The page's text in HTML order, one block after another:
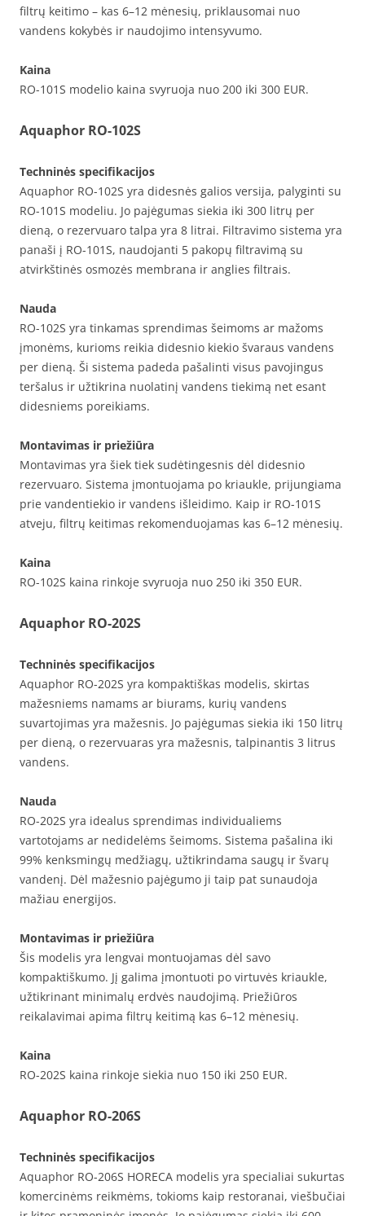
filtrų keitimo – kas 6–12 mėnesių, priklausomai nuo
vandens kokybės ir naudojimo intensyvumo.
Kaina
RO-101S modelio kaina svyruoja nuo 200 iki 300 EUR.
Aquaphor RO-102S
Techninės specifikacijos
Aquaphor RO-102S yra didesnės galios versija, palyginti su
RO-101S modeliu. Jo pajėgumas siekia iki 300 litrų per
dieną, o rezervuaro talpa yra 8 litrai. Filtravimo sistema yra
panaši į RO-101S, naudojanti 5 pakopų filtravimą su
atvirkštinės osmozės membrana ir anglies filtrais.
Nauda
RO-102S yra tinkamas sprendimas šeimoms ar mažoms
įmonėms, kurioms reikia didesnio kiekio švaraus vandens
per dieną. Ši sistema padeda pašalinti visus pavojingus
teršalus ir užtikrina nuolatinį vandens tiekimą net esant
didesniems poreikiams.
Montavimas ir priežiūra
Montavimas yra šiek tiek sudėtingesnis dėl didesnio
rezervuaro. Sistema įmontuojama po kriaukle, prijungiama
prie vandentiekio ir vandens išleidimo. Kaip ir RO-101S
atveju, filtrų keitimas rekomenduojamas kas 6–12 mėnesių.
Kaina
RO-102S kaina rinkoje svyruoja nuo 250 iki 350 EUR.
Aquaphor RO-202S
Techninės specifikacijos
Aquaphor RO-202S yra kompaktiškas modelis, skirtas
mažesniems namams ar biurams, kurių vandens
suvartojimas yra mažesnis. Jo pajėgumas siekia iki 150 litrų
per dieną, o rezervuaras yra mažesnis, talpinantis 3 litrus
vandens.
Nauda
RO-202S yra idealus sprendimas individualiems
vartotojams ar nedidelėms šeimoms. Sistema pašalina iki
99% kenksmingų medžiagų, užtikrindama saugų ir švarų
vandenį. Dėl mažesnio pajėgumo ji taip pat sunaudoja
mažiau energijos.
Montavimas ir priežiūra
Šis modelis yra lengvai montuojamas dėl savo
kompaktiškumo. Jį galima įmontuoti po virtuvės kriaukle,
užtikrinant minimalų erdvės naudojimą. Priežiūros
reikalavimai apima filtrų keitimą kas 6–12 mėnesių.
Kaina
RO-202S kaina rinkoje siekia nuo 150 iki 250 EUR.
Aquaphor RO-206S
Techninės specifikacijos
Aquaphor RO-206S HORECA modelis yra specialiai sukurtas
komercinėms reikmėms, tokioms kaip restoranai, viešbučiai